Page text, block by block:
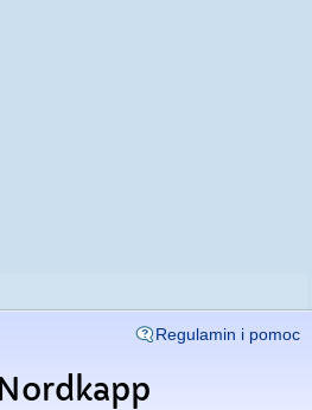
Regulamin i pomoc